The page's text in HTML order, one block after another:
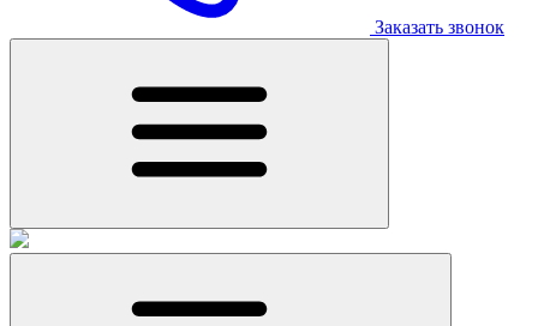
Заказать звонок